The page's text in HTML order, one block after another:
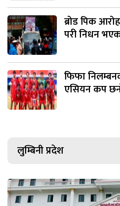
ब्रोड पिक
परी निधन
फिफा
एसियन कप
लुम्बिनी प्रदेश